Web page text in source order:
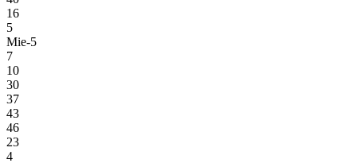
16
5
Mie-5
7
10
30
37
43
46
23
4